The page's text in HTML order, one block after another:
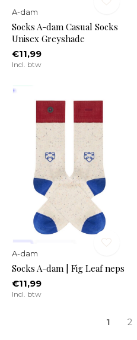
A-dam
Socks A-dam Casual Socks
Unisex Greyshade
€11,99
Incl. btw
A-dam
Socks A-dam | Fig Leaf neps
€11,99
Incl. btw
1 2